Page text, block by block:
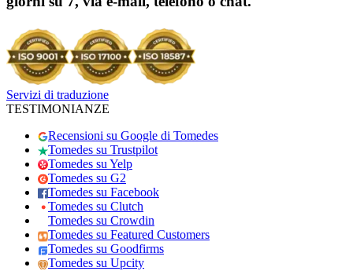
Servizi di traduzione
TESTIMONIANZE
Recensioni su Google di Tomedes
Tomedes su Trustpilot
Tomedes su Yelp
Tomedes su G2
Tomedes su Facebook
Tomedes su Clutch
Tomedes su Crowdin
Tomedes su Featured Customers
Tomedes su Goodfirms
Tomedes su Upcity